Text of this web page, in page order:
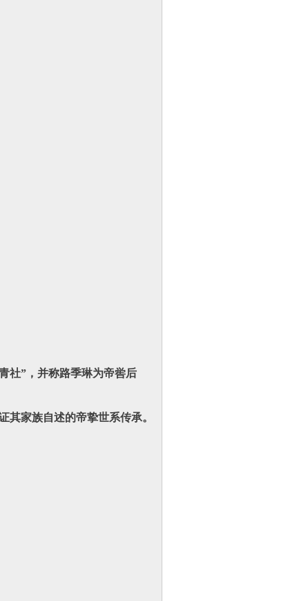
社”‌，并称路季琳为帝喾后
家族自述的帝挚世系传承‌。